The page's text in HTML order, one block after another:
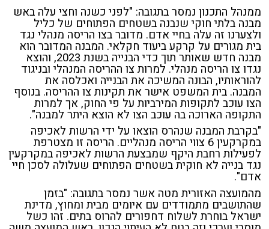
ממנהל התכנון נמסר בתגובה: "לפני כשנה וחצי עלה באש
מבנה בלתי חוקי שנבנה בשטחים הפתוחים של כליל
ולצערנו זה עלה בחיי אדם. מדובר בצו הריסה מנהלי נגד
בית מגורים על קרקע ביעוד חקלאי. המבנה המדובר הוא
מבנה חדש שאותר תוך כדי הבנייה בשנת 2023, והוצא
נגדו צו הריסה מנהלי. למרות צו ההריסה המנהלי ובניגוד
להוראותיו, הבונה המשיכה את הבנייה ואכלסה את
המבנה. בית המשפט אישר את תקינות צו ההריסה. בנוסף
הצו עוכב לתקופות המירביות על פי החוק, אך למרות
התקופה הארוכה בה עוכב הצו לא הוצא היתר למבנה".
"בקרבת המבנה שנהרס הוצאו על ידי הרשות לאכיפה
במקרקעין 6 צווי הריסה מנהליים. הריסה זו מצטרפת
לפעילות רחבת היקף שמבצעת הרשות לאכיפה במקרקעין
נגד בנייה לא חוקית בשטחים הפתוחים שעלולה לסכן חיי
אדם".
מהמועצה האזורית מטה אשר נמסר בתגובה: "בזמן
שהתושבים מתמודדים עם איומים מבית ומחוץ, מדינת
ישראל בוחרת לשלוח דחפורים להרוס בתים. זהו כשל